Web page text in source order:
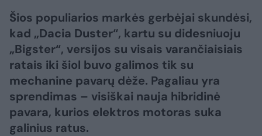
Šios populiarios markės gerbėjai skundėsi,
kad „Dacia Duster“, kartu su didesniuoju
„Bigster“, versijos su visais varančiaisiais
ratais iki šiol buvo galimos tik su
mechanine pavarų dėže. Pagaliau yra
sprendimas – visiškai nauja hibridinė
pavara, kurios elektros motoras suka
galinius ratus.